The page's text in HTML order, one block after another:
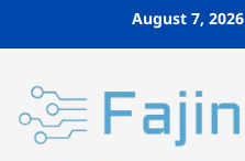
August 7, 2026